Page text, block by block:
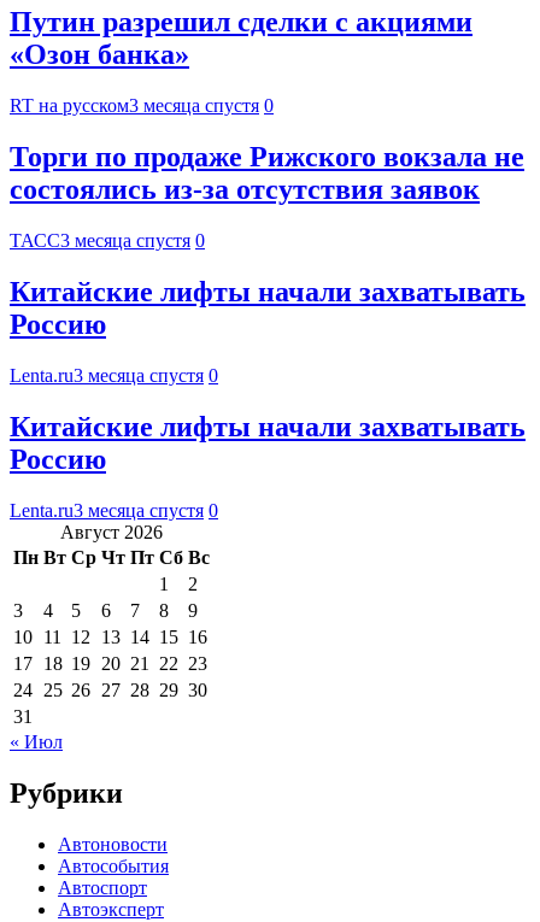
Путин разрешил сделки с акциями
«Озон банка»
RT на русском3 месяца спустя 0
Торги по продаже Рижского вокзала не
состоялись из-за отсутствия заявок
ТАСС3 месяца спустя 0
Китайские лифты начали захватывать
Россию
Lenta.ru3 месяца спустя 0
Китайские лифты начали захватывать
Россию
Lenta.ru3 месяца спустя 0
Август 2026
Пн Вт Ср Чт Пт Сб Вс
1
2
3
4 5 6 7 8
9
10 11 12 13 14 15 16
17 18 19 20 21 22 23
24 25 26 27 28 29 30
31
« Июл
Рубрики
Автоновости
Автособытия
Автоспорт
Автоэксперт